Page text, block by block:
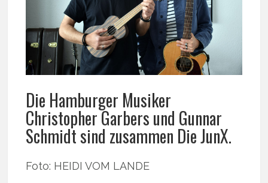
Die Hamburger Musiker
Christopher Garbers und Gunnar
Schmidt sind zusammen Die JunX.
Foto: HEIDI VOM LANDE